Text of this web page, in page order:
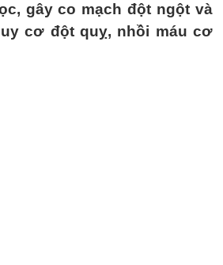
gây co mạch đột ngột và
cơ đột quỵ, nhồi máu cơ